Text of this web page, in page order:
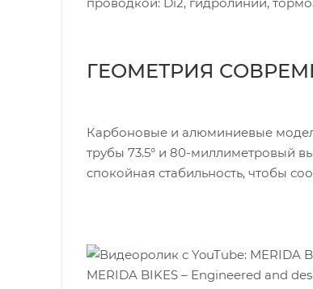
ГЕОМЕТРИЯ
Карбоновые и алюминиевые
трубы 73.5° и 80-миллиметровый
спокойная стабильность, чтобы
MERIDA BIKES – Engineered and